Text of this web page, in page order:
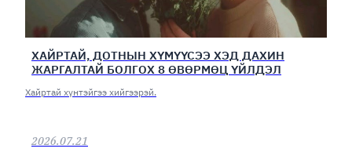
ХАЙРТАЙ, ДОТНЫН ХҮМҮҮСЭЭ ХЭД ДАХИН
ЖАРГАЛТАЙ БОЛГОХ 8 ӨВӨРМӨЦ ҮЙЛДЭЛ
Хайртай хүнтэйгээ хийгээрэй.
2026.07.21